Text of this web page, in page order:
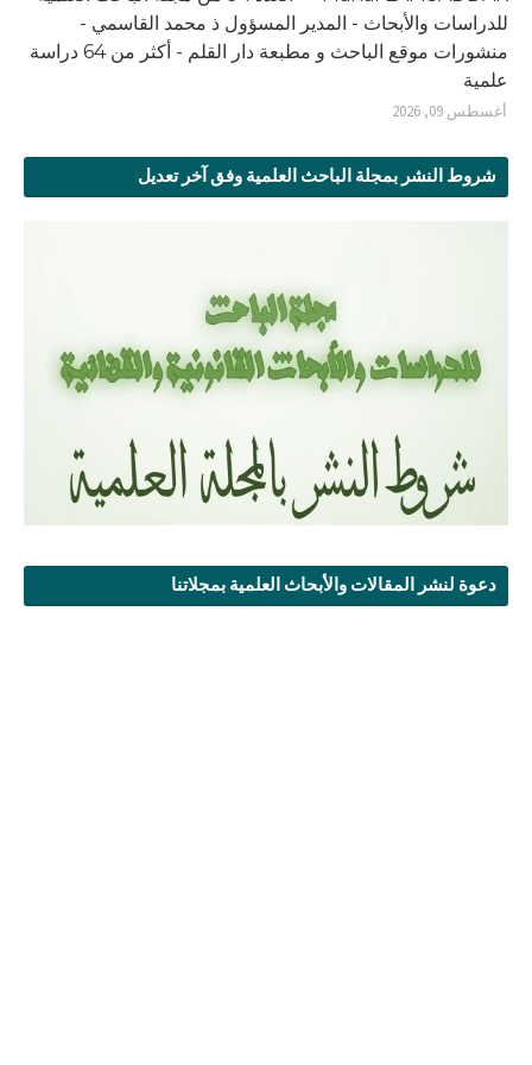
للدراسات والأبحاث - المدير المسؤول ذ محمد القاسمي -
منشورات موقع الباحث و مطبعة دار القلم - أكثر من 64 دراسة
علمية
أغسطس 09, 2026
شروط النشر بمجلة الباحث العلمية وفق آخر تعديل
دعوة لنشر المقالات والأبحاث العلمية بمجلاتنا